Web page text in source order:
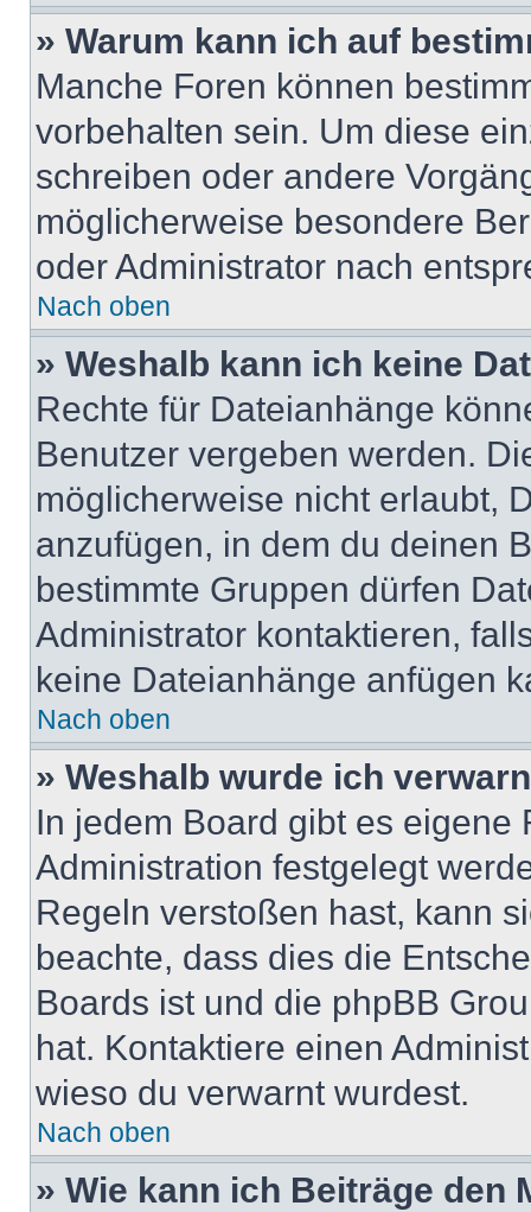
» Warum kann ich auf
Manche Foren können
vorbehalten sein. Um diese
schreiben oder andere
möglicherweise besondere
oder Administrator nach
Nach oben
» Weshalb kann ich keine
Rechte für Dateianhänge
Benutzer vergeben werden.
möglicherweise nicht erlaubt,
anzufügen, in dem du deinen
bestimmte Gruppen dürfen
Administrator kontaktieren,
keine Dateianhänge anfügen
Nach oben
» Weshalb wurde ich
In jedem Board gibt es
Administration festgelegt
Regeln verstoßen hast, kann
beachte, dass dies die
Boards ist und die phpBB
hat. Kontaktiere einen
wieso du verwarnt wurdest.
Nach oben
» Wie kann ich Beiträge den